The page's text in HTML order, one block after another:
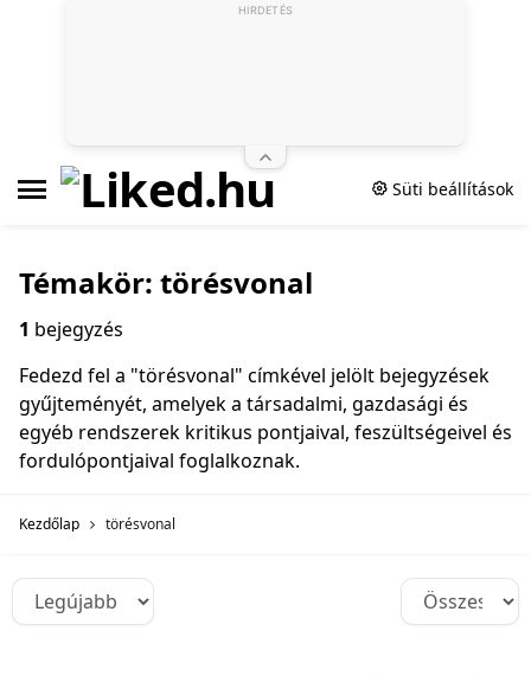
Süti beállítások
Témakör: törésvonal
1 bejegyzés
Fedezd fel a "törésvonal" címkével jelölt bejegyzések
gyűjteményét, amelyek a társadalmi, gazdasági és
egyéb rendszerek kritikus pontjaival, feszültségeivel és
fordulópontjaival foglalkoznak.
Kezdőlap törésvonal
HIRDETÉS